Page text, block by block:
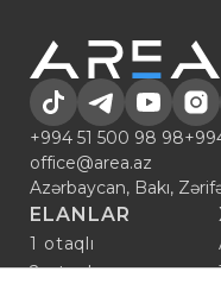
+994 51 500 98 98
office@area.az
Azərbaycan, Bakı,
ELANLAR
1 otaqlı
2 otaqlı